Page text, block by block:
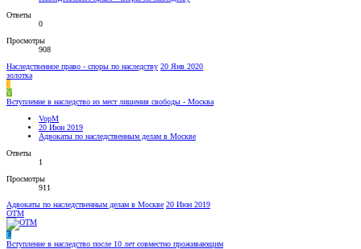
Ответы
0
Просмотры
908
Наследственное право - споры по наследству 20 Янв 2020
золотка
З
V
Вступление в наследство из мест лишения свободы - Москва
VopM
20 Июн 2019
Адвокаты по наследственным делам в Москве
Ответы
1
Просмотры
911
Адвокаты по наследственным делам в Москве 20 Июн 2019
OTM
L
Вступление в наследство после 10 лет совместно проживающим